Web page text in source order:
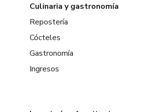
Culinaria y gastronomía
Repostería
Cócteles
Gastronomía
Ingresos